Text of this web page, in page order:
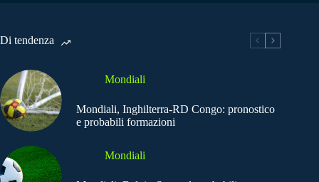
Di tendenza
Mondiali
Mondiali, Inghilterra-RD Congo: pronostico
e probabili formazioni
Mondiali